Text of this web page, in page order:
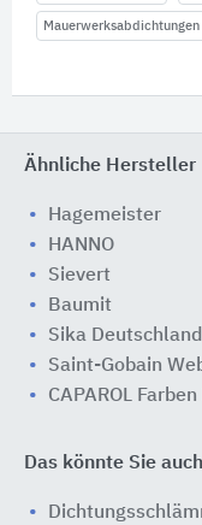
Mauerwerksabdichtungen
Ähnliche Hersteller
Hagemeister
HANNO
Sievert
Baumit
Sika Deutschland
Saint-Gobain
CAPAROL
Das könnte Sie